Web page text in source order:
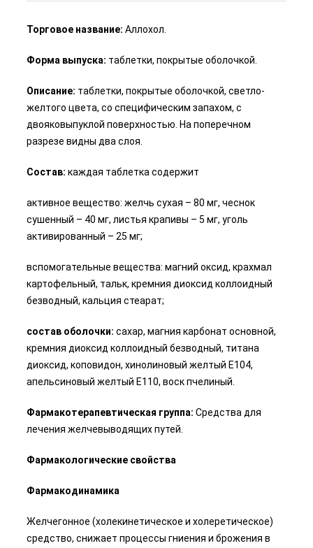
Торговое название: Аллохол.
Форма выпуска: таблетки, покрытые оболочкой.
Описание: таблетки, покрытые оболочкой, светло-
желтого цвета, со специфическим запахом, с
двояковыпуклой поверхностью. На поперечном
разрезе видны два слоя.
Состав: каждая таблетка содержит
активное вещество: желчь сухая – 80 мг, чеснок
сушенный – 40 мг, листья крапивы – 5 мг, уголь
активированный – 25 мг;
вспомогательные вещества: магний оксид, крахмал
картофельный, тальк, кремния диоксид коллоидный
безводный, кальция стеарат;
состав оболочки: сахар, магния карбонат основной,
кремния диоксид коллоидный безводный, титана
диоксид, коповидон, хинолиновый желтый Е104,
апельсиновый желтый Е110, воск пчелиный.
Фармакотерапевтическая группа: Средства для
лечения желчевыводящих путей.
Фармакологические свойства
Фармакодинамика
Желчегонное (холекинетическое и холеретическое)
средство, снижает процессы гниения и брожения в